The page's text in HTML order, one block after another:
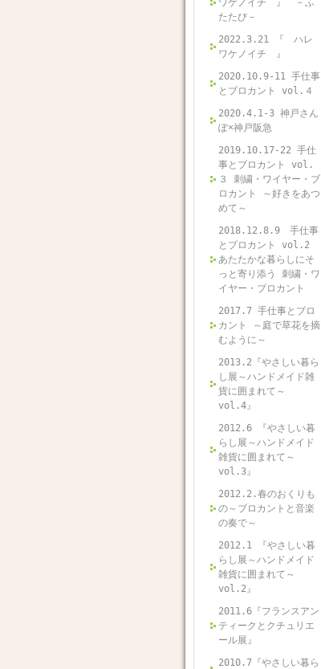
ワケノイチ 』 －ふ
たたび－
2022.3.21 『 ハレ
ワケノイチ 』
2020.10.9-11 手仕事
とブロカント vol.４
2020.4.1-3 神戸さん
ぽ×神戸阪急
2019.10.17-22 手仕
事とブロカント vol.
３ 刺繍・ワイヤー・ブ
ロカント ～好きをあつ
めて～
2018.12.8.9 手仕事
とブロカント vol.2
あたたかな暮らしにそ
っと寄り添う 刺繍・ワ
イヤー・ブロカント
2017.7 手仕事とブロ
カント ～庭で草花を摘
むように～
2013.2『やさしい暮ら
し展～ハンドメイド雑
貨に囲まれて～
vol.4』
2012.6 『やさしい暮
らし展～ハンドメイド
雑貨に囲まれて～
vol.3』
2012.2.春のおくりも
の～ブロカントと音楽
の奏で～
2012.1 『やさしい暮
らし展～ハンドメイド
雑貨に囲まれて～
vol.2』
2011.6『フランスアン
ティークとクチュリエ
ール展』
2010.7『やさしい暮ら